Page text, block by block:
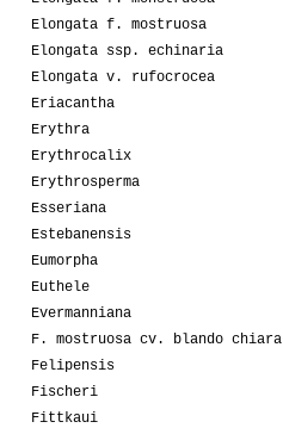
Elongata f. mostruosa
Elongata ssp. echinaria
Elongata v. rufocrocea
Eriacantha
Erythra
Erythrocalix
Erythrosperma
Esseriana
Estebanensis
Eumorpha
Euthele
Evermanniana
F. mostruosa cv. blando chiara
Felipensis
Fischeri
Fittkaui